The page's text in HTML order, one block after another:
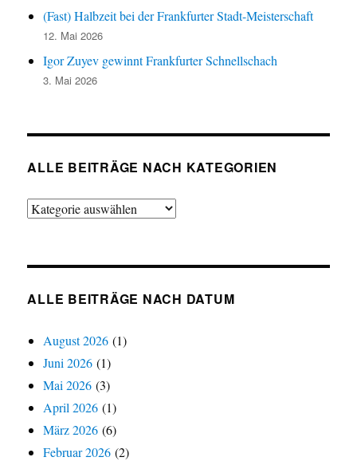
(Fast) Halbzeit bei der Frankfurter Stadt-Meisterschaft
12. Mai 2026
Igor Zuyev gewinnt Frankfurter Schnellschach
3. Mai 2026
ALLE BEITRÄGE NACH KATEGORIEN
Alle
ALLE BEITRÄGE NACH DATUM
August 2026 (1)
Juni 2026 (1)
Mai 2026 (3)
April 2026 (1)
März 2026 (6)
Februar 2026 (2)